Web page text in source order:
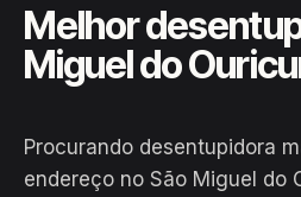
Melhor
Miguel do
Procurando desentupidora
endereço no São Miguel do